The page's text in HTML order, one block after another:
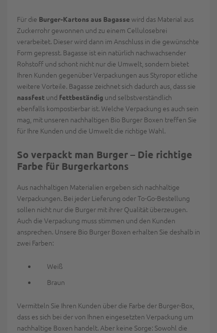
Für die Burger-Kartons aus Bagassewird das Material aus
Zuckerrohr gewonnen und zu einem Cellulosebrei
verarbeitet. Dieser wird dann im Anschluss in die gewünschte
Form gepresst. Bagasse ist ein natürlich nachwachsender
Rohstoff und schont nicht nur die Umwelt, sondern bietet
Ihren Kunden gegenüber Verpackungen aus Styropor etliche
weitere Vorteile. Bagasse zeichnet sich dadurch aus, dass sie
nassfest und fettbeständig und selbstverständlich
ebenfalls kompostierbar ist. Welche Verpackung es auch sein
mag, mit unseren nachhaltigen Bio Burger Boxen treffen Sie
für Ihre Kunden und die Umwelt die richtige Wahl.
So verpackt man Burger – Die richtige
Farbe für Burgerkartons
Aus nachhaltigen Materialien ergeben sich nachhaltige
Verpackungen. Bei jeder Lieferung oder To-Go-Bestellung
sollen nicht nur die Burger mit ihrer Qualität überzeugen.
Auch die Verpackung muss stimmen und den Kunden
ansprechen. Unsere Bio Burger Boxen erhalten Sie deshalb in
zwei Farben:
Weiß
Braun
Vermitteln Sie Ihren Kunden über die Farbe der Burger-Box,
dass es sich bei der von Ihnen eingesetzten Verpackung um
nachhaltige Boxen handelt. Aber keine Sorge: Sowohl die